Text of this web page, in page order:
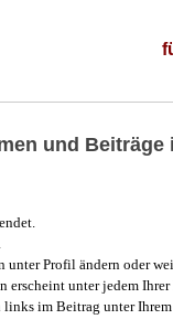
und Beiträge
Profil ändern oder
erscheint unter jedem
im Beitrag unter Ihrem